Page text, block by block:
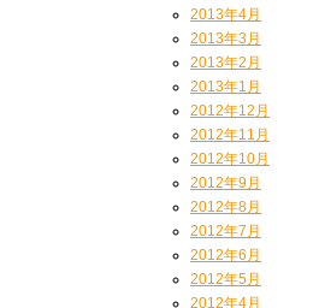
2013年4月
2013年3月
2013年2月
2013年1月
2012年12月
2012年11月
2012年10月
2012年9月
2012年8月
2012年7月
2012年6月
2012年5月
2012年4月